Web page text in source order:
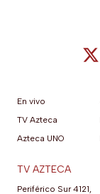
En vivo
TV Azteca
Azteca UNO
TV AZTECA
Periférico Sur 4121,